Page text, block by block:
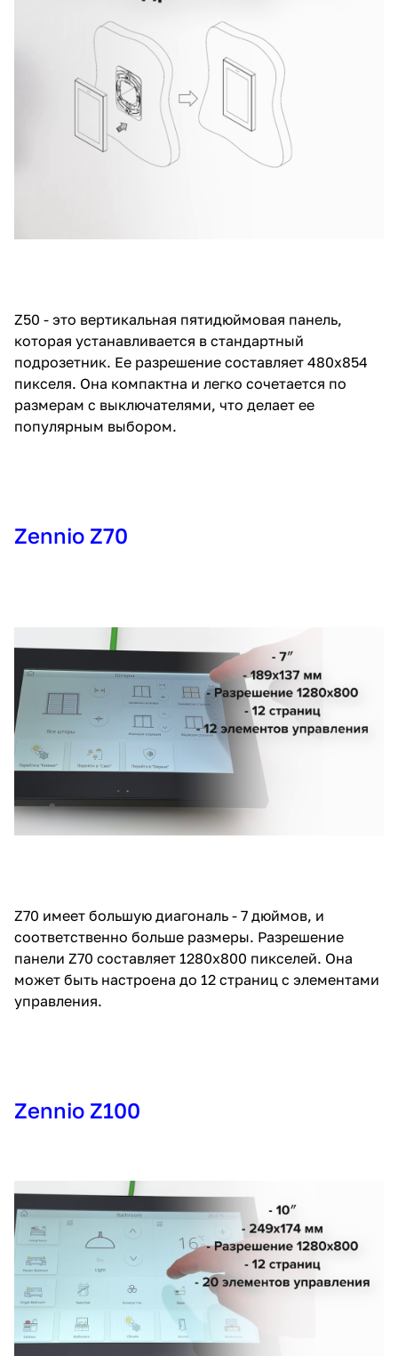
Z50 - это вертикальная пятидюймовая панель,
которая устанавливается в стандартный
подрозетник. Ее разрешение составляет 480x854
пикселя. Она компактна и легко сочетается по
размерам с выключателями, что делает ее
популярным выбором.
Zennio Z70
Z70 имеет большую диагональ - 7 дюймов, и
соответственно больше размеры. Разрешение
панели Z70 составляет 1280x800 пикселей. Она
может быть настроена до 12 страниц с элементами
управления.
Zennio Z100